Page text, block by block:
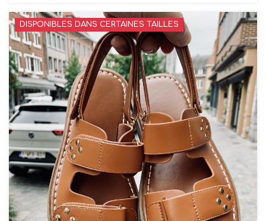
DISPONIBLES DANS CERTAINES TAILLES